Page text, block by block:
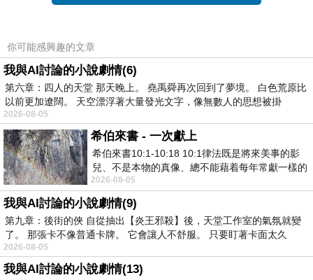
外接鍵盤、滑鼠、讀卡機、隨身碟
手機上瀏覽儲存於 USB 記憶裝置
商品訊息描述:
你可能感興趣的文章
我與AI討論的小說劇情(6)
第六章：四人的天堂 那天晚上。 堯禹舜再次回到了夢境。 白色荒原比
以前更加遼闊。 天空漂浮著大量發光文字，像無數人的思想被掛
2026-08-05
希伯來書 - 一次獻上
希伯來書10:1-10:18 10:1律法既是將來美事的影
兒、不是本物的真像、總不能藉着每年常獻一樣的
祭物、叫那近前來的人得以完全。 10
2026-08-05
我與AI討論的小說劇情(9)
第九章：後街的俠 自從抽出【炎王邪殺】後，天堂工作室的氣氛就變
了。 那張卡不像普通卡牌。 它會讓人不舒服。 只要盯著卡面太久
2026-08-05
我與AI討論的小說劇情(13)